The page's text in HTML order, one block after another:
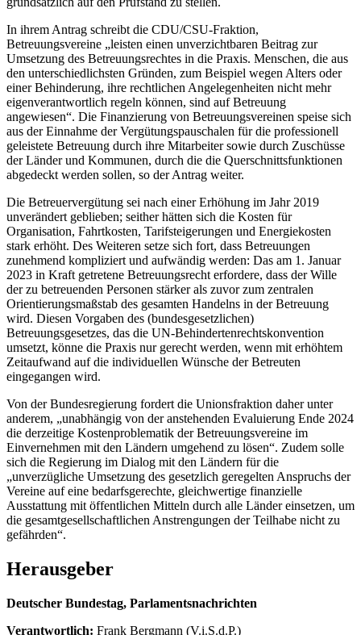
In ihrem Antrag schreibt die CDU/CSU-Fraktion,
Betreuungsvereine „leisten einen unverzichtbaren Beitrag zur
Umsetzung des Betreuungsrechtes in die Praxis. Menschen, die aus
den unterschiedlichsten Gründen, zum Beispiel wegen Alters oder
einer Behinderung, ihre rechtlichen Angelegenheiten nicht mehr
eigenverantwortlich regeln können, sind auf Betreuung
angewiesen“. Die Finanzierung von Betreuungsvereinen speise sich
aus der Einnahme der Vergütungspauschalen für die professionell
geleistete Betreuung durch ihre Mitarbeiter sowie durch Zuschüsse
der Länder und Kommunen, durch die die Querschnittsfunktionen
abgedeckt werden sollen, so der Antrag weiter.
Die Betreuervergütung sei nach einer Erhöhung im Jahr 2019
unverändert geblieben; seither hätten sich die Kosten für
Organisation, Fahrtkosten, Tarifsteigerungen und Energiekosten
stark erhöht. Des Weiteren setze sich fort, dass Betreuungen
zunehmend kompliziert und aufwändig werden: Das am 1. Januar
2023 in Kraft getretene Betreuungsrecht erfordere, dass der Wille
der zu betreuenden Personen stärker als zuvor zum zentralen
Orientierungsmaßstab des gesamten Handelns in der Betreuung
wird. Diesen Vorgaben des (bundesgesetzlichen)
Betreuungsgesetzes, das die UN-Behindertenrechtskonvention
umsetzt, könne die Praxis nur gerecht werden, wenn mit erhöhtem
Zeitaufwand auf die individuellen Wünsche der Betreuten
eingegangen wird.
Von der Bundesregierung fordert die Unionsfraktion daher unter
anderem, „unabhängig von der anstehenden Evaluierung Ende 2024
die derzeitige Kostenproblematik der Betreuungsvereine im
Einvernehmen mit den Ländern umgehend zu lösen“. Zudem solle
sich die Regierung im Dialog mit den Ländern für die
„unverzügliche Umsetzung des gesetzlich geregelten Anspruchs der
Vereine auf eine bedarfsgerechte, gleichwertige finanzielle
Ausstattung mit öffentlichen Mitteln durch alle Länder einsetzen, um
die gesamtgesellschaftlichen Anstrengungen der Teilhabe nicht zu
gefährden“.
Herausgeber
Deutscher Bundestag, Parlamentsnachrichten
Verantwortlich: Frank Bergmann (V.i.S.d.P.)